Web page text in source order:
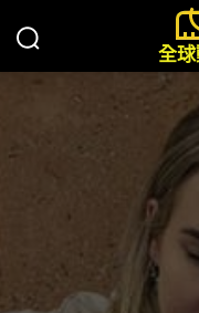
全